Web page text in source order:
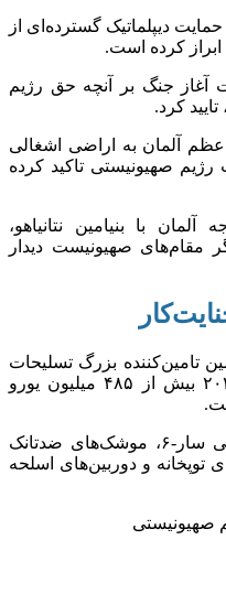
از اکتبر ۲۰۲۳ (مهر/آبان ۱۴۰۴) حمایت دیپلماتیک گسترده‌ای از
کرده است.
آغاز جنگ بر آنچه حق رژیم
کرد.
آلمان به اراضی اشغالی
صهیونیستی تاکید کرده
با بنیامین نتانیاهو،
مقام‌های صهیونیست دیدار
تامین‌کننده بزرگ تسلیحات
برای رژیم صهیونیستی، از اکتبر ۲۰۲۳ بیش از ۴۸۵ میلیون یورو
این صادرات شامل ناوچه‌های ساحلی سار-۶، موشک‌های ضدتانک
توپخانه و دوربین‌های اسلحه